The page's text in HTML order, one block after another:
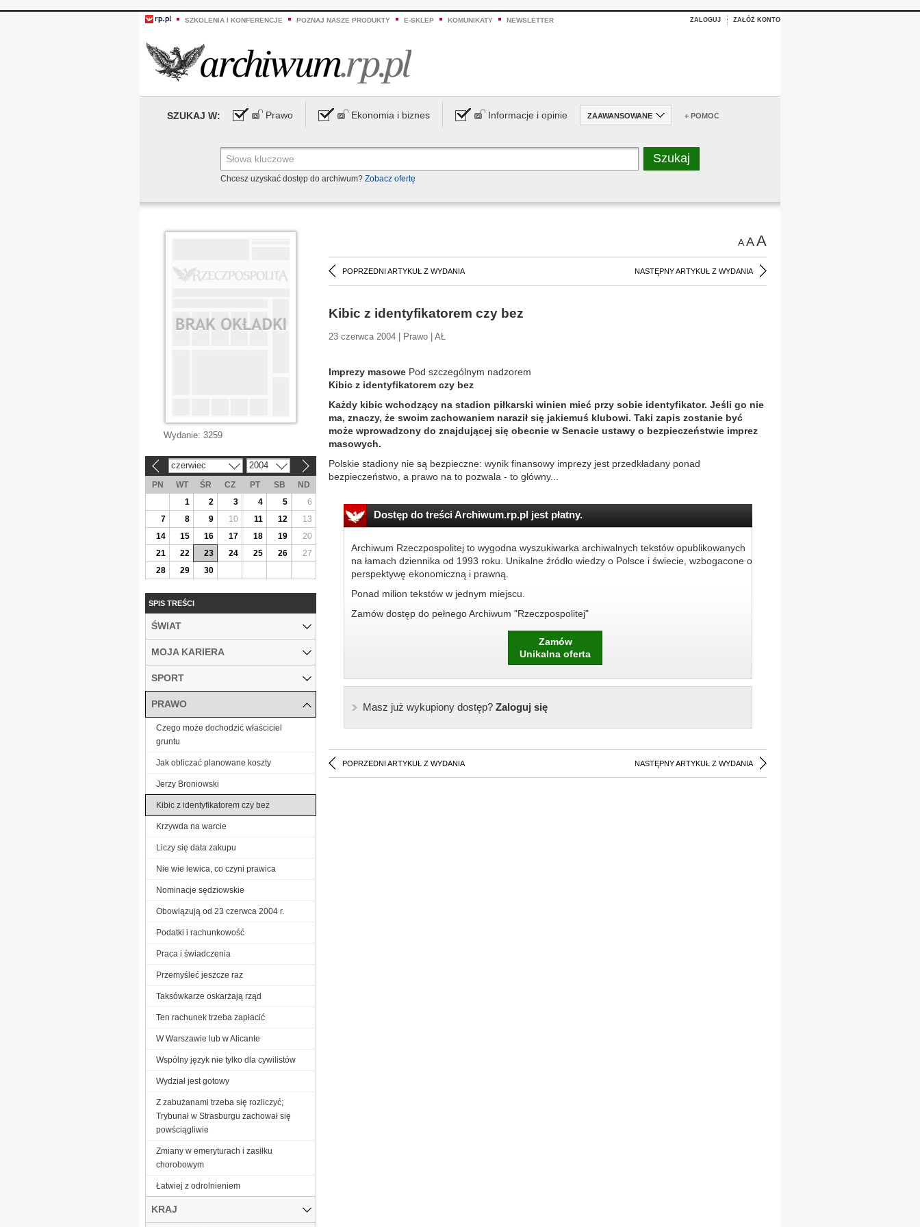
SZKOLENIA I KONFERENCJE POZNAJ NASZE PRODUKTY E-SKLEP KOMUNIKATY NEWSLETTER ZALOGUJ ZAŁÓŻ KONTO
SZUKAJ W: Prawo Ekonomia i biznes Informacje i opinie ZAAWANSOWANE + POMOC
Chcesz uzyskać dostęp do archiwum? Zobacz ofertę
AAA
POPRZEDNI ARTYKUŁ Z WYDANIA NASTĘPNY ARTYKUŁ Z WYDANIA
Kibic z identyfikatorem czy bez
23 czerwca 2004 | Prawo | AŁ
Imprezy masowe Pod szczególnym nadzorem
Kibic z identyfikatorem czy bez
Każdy kibic wchodzący na stadion piłkarski winien mieć przy sobie identyfikator. Jeśli go nie
ma, znaczy, że swoim zachowaniem naraził się jakiemuś klubowi. Taki zapis zostanie być
może wprowadzony do znajdującej się obecnie w Senacie ustawy o bezpieczeństwie imprez
masowych.
Polskie stadiony nie są bezpieczne: wynik finansowy imprezy jest przedkładany ponad
bezpieczeństwo, a prawo na to pozwala - to główny...
Dostęp do treści Archiwum.rp.pl jest płatny.
Archiwum Rzeczpospolitej to wygodna wyszukiwarka archiwalnych tekstów opublikowanych
na łamach dziennika od 1993 roku. Unikalne źródło wiedzy o Polsce i świecie, wzbogacone o
perspektywę ekonomiczną i prawną.
Ponad milion tekstów w jednym miejscu.
Zamów dostęp do pełnego Archiwum "Rzeczpospolitej"
Zamów
Unikalna oferta
Masz już wykupiony dostęp?Zaloguj się
POPRZEDNI ARTYKUŁ Z WYDANIA NASTĘPNY ARTYKUŁ Z WYDANIA
Wydanie: 3259
czerwiec 2004
PN WT ŚR CZ PT SB
ND
1
2 3 4 5
6
7
8 9 10 11 12
13
14
15 16 17 18 19
20
21
22 23 24 25 26
27
28
29 30
SPIS TREŚCI
ŚWIAT
MOJA KARIERA
SPORT
PRAWO
Czego może dochodzić właściciel
gruntu
Jak obliczać planowane koszty
Jerzy Broniowski
Kibic z identyfikatorem czy bez
Krzywda na warcie
Liczy się data zakupu
Nie wie lewica, co czyni prawica
Nominacje sędziowskie
Obowiązują od 23 czerwca 2004 r.
Podatki i rachunkowość
Praca i świadczenia
Przemyśleć jeszcze raz
Taksówkarze oskarżają rząd
Ten rachunek trzeba zapłacić
W Warszawie lub w Alicante
Wspólny język nie tylko dla cywilistów
Wydział jest gotowy
Z zabużanami trzeba się rozliczyć;
Trybunał w Strasburgu zachował się
powściągliwie
Zmiany w emeryturach i zasiłku
chorobowym
Łatwiej z odrolnieniem
KRAJ